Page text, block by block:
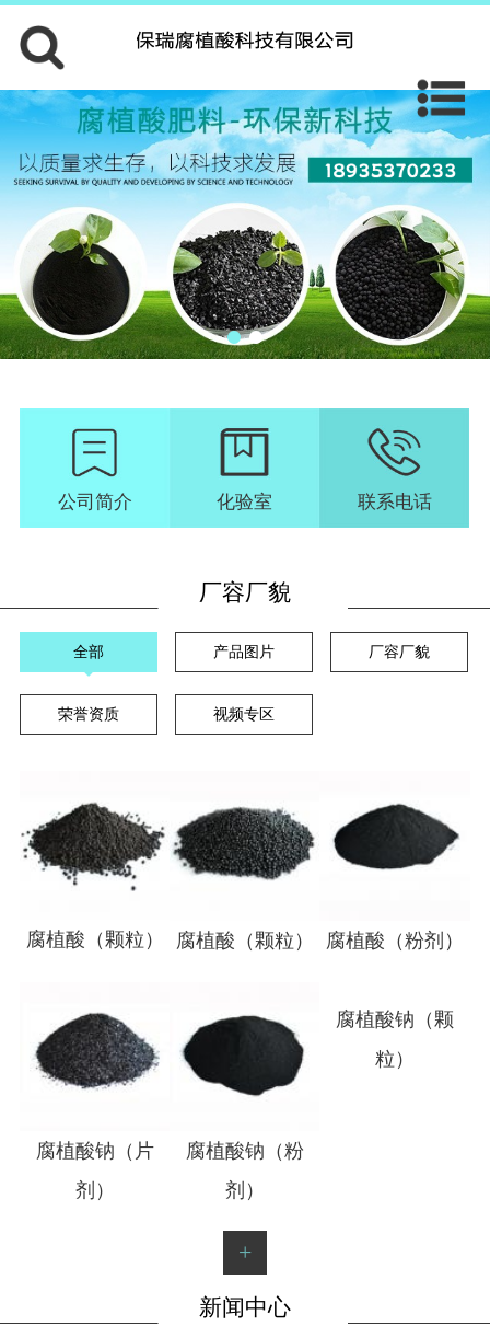
1
公司简介 化验室 联系电话
厂容厂貌
全部 产品图片 厂容厂貌
荣誉资质 视频专区
腐植酸（颗粒） 腐植酸（颗粒） 腐植酸（粉剂）
腐植酸钠（片
剂）
腐植酸钠（粉
剂）
+
新闻中心